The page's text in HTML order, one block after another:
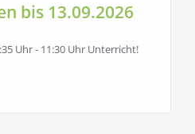
bis 13.09.2026
Uhr - 11:30 Uhr Unterricht!